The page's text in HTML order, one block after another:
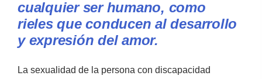
cualquier ser humano, como
rieles que conducen al desarrollo
y expresión del amor.
La sexualidad de la persona con discapacidad